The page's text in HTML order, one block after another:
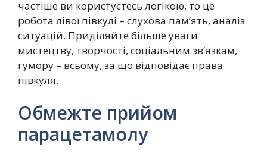
частіше ви користуєтесь логікою, то це
робота лівої півкулі – слухова пам’ять, аналіз
ситуацій. Приділяйте більше уваги
мистецтву, творчості, соціальним зв’язкам,
гумору – всьому, за що відповідає права
півкуля.
Обмежте прийом
парацетамолу